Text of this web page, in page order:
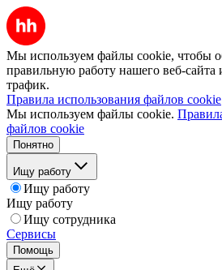
Мы используем файлы cookie, чтобы
правильную работу нашего веб-сайта
трафик.
Правила использования файлов cookie
Мы используем файлы cookie.
файлов cookie
Понятно
Ищу работу
Ищу работу
Ищу работу
Ищу сотрудника
Сервисы
Помощь